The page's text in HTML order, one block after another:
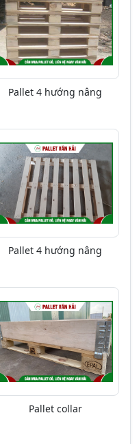
Pallet 4 hướng nâng
Pallet 4 hướng nâng
Pallet collar